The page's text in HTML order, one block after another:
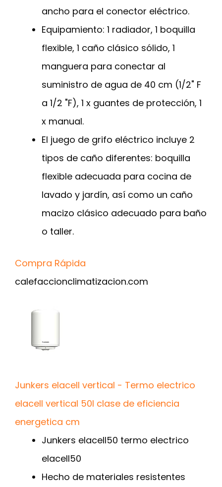
ancho para el conector eléctrico.
Equipamiento: 1 radiador, 1 boquilla
flexible, 1 caño clásico sólido, 1
manguera para conectar al
suministro de agua de 40 cm (1/2" F
a 1/2 "F), 1 x guantes de protección, 1
x manual.
El juego de grifo eléctrico incluye 2
tipos de caño diferentes: boquilla
flexible adecuada para cocina de
lavado y jardín, así como un caño
macizo clásico adecuado para baño
o taller.
Compra Rápida
calefaccionclimatizacion.com
Junkers elacell vertical - Termo electrico
elacell vertical 50l clase de eficiencia
energetica cm
Junkers elacell50 termo electrico
elacell50
Hecho de materiales resistentes